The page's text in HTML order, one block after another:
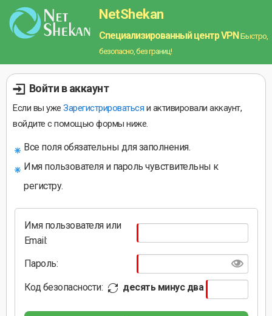
NetShekan
Специализированный центр VPN Быстро,
безопасно, без границ!
Войти в аккаунт
Если вы уже Зарегистрироваться и активировали аккаунт,
войдите с помощью формы ниже.
Все поля обязательны для заполнения.
Имя пользователя и пароль чувствительны к
регистру.
Имя пользователя или
Email:
Пароль:
Код безопасности: десять минус два